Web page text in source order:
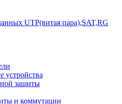
UTP(витая пара),SAT,RG
устройства
защиты
и коммутации